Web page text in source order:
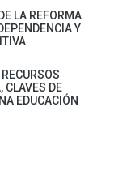
LA REFORMA
Y
CLAVES DE
EDUCACIÓN